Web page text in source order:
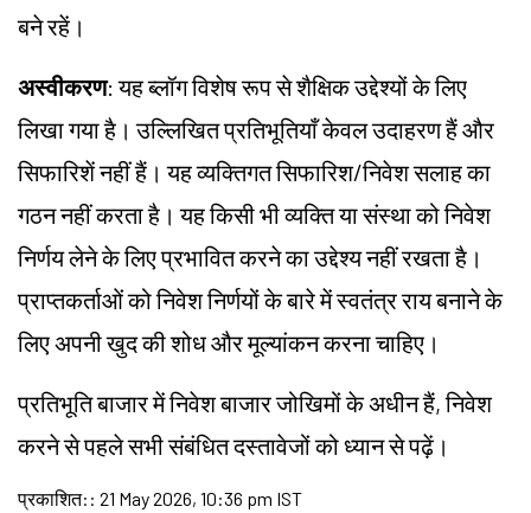
बने रहें।
अस्वीकरण: यह ब्लॉग विशेष रूप से शैक्षिक उद्देश्यों के लिए
लिखा गया है। उल्लिखित प्रतिभूतियाँ केवल उदाहरण हैं और
सिफारिशें नहीं हैं। यह व्यक्तिगत सिफारिश/निवेश सलाह का
गठन नहीं करता है। यह किसी भी व्यक्ति या संस्था को निवेश
निर्णय लेने के लिए प्रभावित करने का उद्देश्य नहीं रखता है।
प्राप्तकर्ताओं को निवेश निर्णयों के बारे में स्वतंत्र राय बनाने के
लिए अपनी खुद की शोध और मूल्यांकन करना चाहिए।
प्रतिभूति बाजार में निवेश बाजार जोखिमों के अधीन हैं, निवेश
करने से पहले सभी संबंधित दस्तावेजों को ध्यान से पढ़ें।
प्रकाशित: : 21 May 2026, 10:36 pm IST